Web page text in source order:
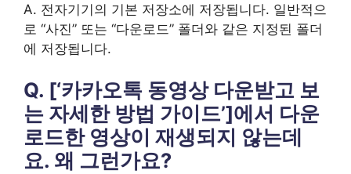
A. 전자기기의 기본 저장소에 저장됩니다. 일반적으
로 “사진” 또는 “다운로드” 폴더와 같은 지정된 폴더
에 저장됩니다.
Q. [‘카카오톡 동영상 다운받고 보
는 자세한 방법 가이드’]에서 다운
로드한 영상이 재생되지 않는데
요. 왜 그런가요?